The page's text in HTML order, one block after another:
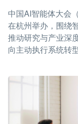
中国AI智能体大会
在杭州举办，围绕
推动研究与产业深
向主动执行系统转